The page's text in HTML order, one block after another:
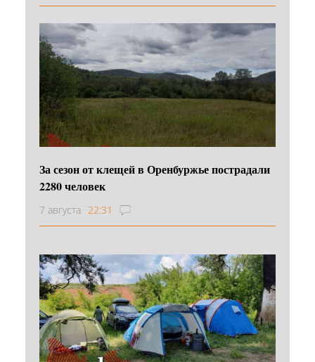
За сезон от клещей в Оренбуржье пострадали
2280 человек
7 августа 22:31